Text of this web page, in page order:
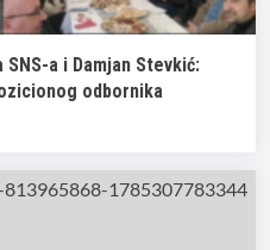
a i Damjan Stevkić:
odbornika